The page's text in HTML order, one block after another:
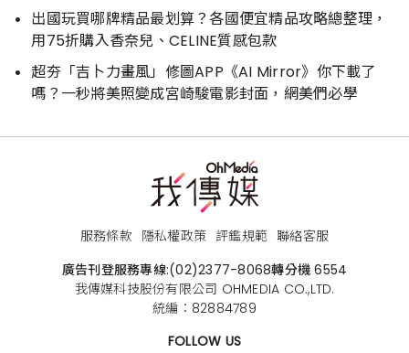
出國玩買哪牌精品最划算？各國便宜精品攻略總整理，
用75折購入香奈兒、CELINE質感包款
超夯「吉卜力畫風」修圖APP《AI Mirror》你下載了
嗎？一秒將美照變成宮崎駿電影封面，網美們必學
服務條款 隱私權政策 評鑑規範 聯絡客服
廣告刊登服務專線:(02)2377-8068轉分機 6554
我傳媒科技股份有限公司 OHMEDIA CO.,LTD.
統編：82884789
FOLLOW US